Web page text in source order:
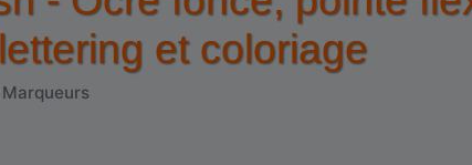
et coloriage